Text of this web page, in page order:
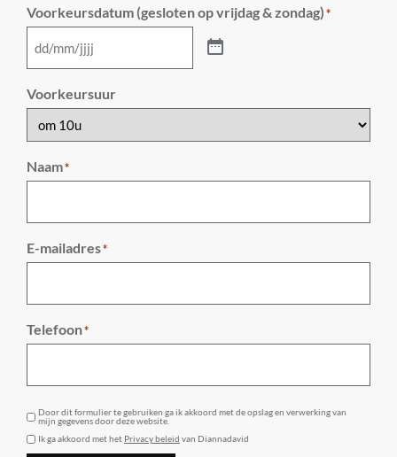
Voorkeursdatum (gesloten op vrijdag & zondag)*
Voorkeursuur
Naam*
E-mailadres*
Telefoon*
Door dit formulier te gebruiken ga ik akkoord met de opslag en verwerking van
mijn gegevens door deze website.
Ik ga akkoord met het Privacy beleid van Diannadavid